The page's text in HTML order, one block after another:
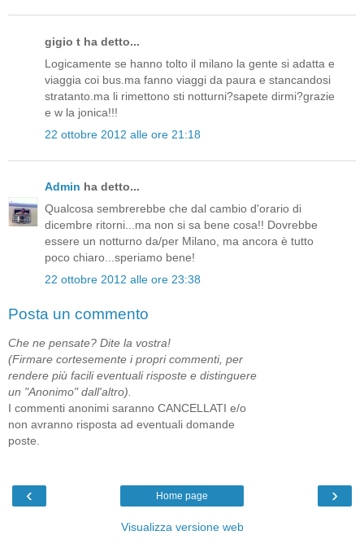
gigio t ha detto...
Logicamente se hanno tolto il milano la gente si adatta e
viaggia coi bus.ma fanno viaggi da paura e stancandosi
stratanto.ma li rimettono sti notturni?sapete dirmi?grazie
e w la jonica!!!
22 ottobre 2012 alle ore 21:18
Admin ha detto...
Qualcosa sembrerebbe che dal cambio d'orario di
dicembre ritorni...ma non si sa bene cosa!! Dovrebbe
essere un notturno da/per Milano, ma ancora è tutto
poco chiaro...speriamo bene!
22 ottobre 2012 alle ore 23:38
Posta un commento
Che ne pensate? Dite la vostra!
(Firmare cortesemente i propri commenti, per
rendere più facili eventuali risposte e distinguere
un "Anonimo" dall'altro).
I commenti anonimi saranno CANCELLATI e/o
non avranno risposta ad eventuali domande
poste.
‹ ›
Home page
Visualizza versione web